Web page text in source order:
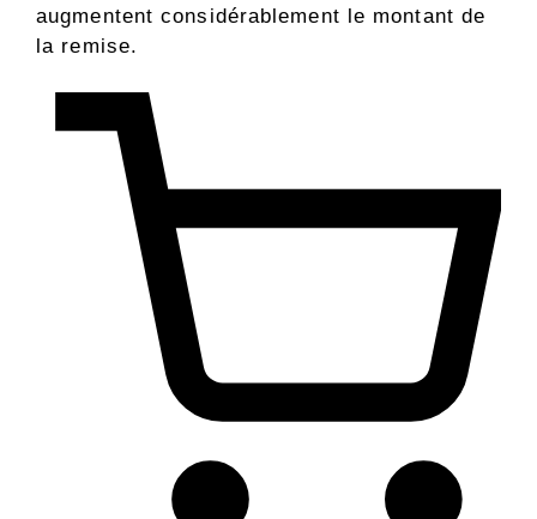
augmentent considérablement le montant de
la remise.